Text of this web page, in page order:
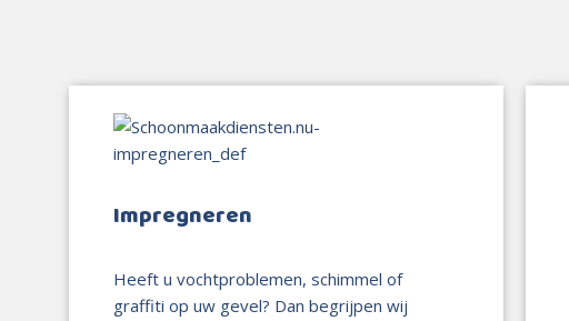
Impregneren
Heeft u vochtproblemen, schimmel of
graffiti op uw gevel? Dan begrijpen wij